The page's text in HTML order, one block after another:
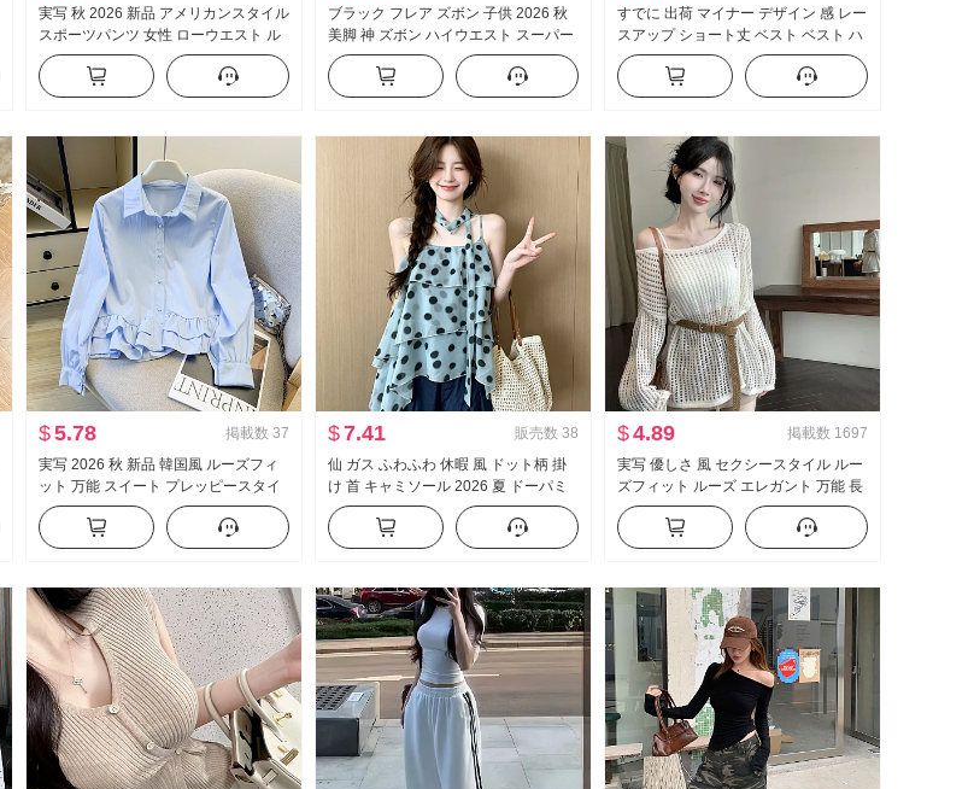
実写 秋 2026 新品 アメリカンスタイル
スポーツパンツ 女性 ローウエスト ル
ーズフィット ルーズ ワイド 脚 カジュ
アル ガード ズボン ワイドパンツ サブ
ブラック フレア ズボン 子供 2026 秋
美脚 神 ズボン ハイウエスト スーパー
モデル ズボン スリムフィット 伸縮性
カジュアル ラッパ スラックス
すでに 出荷 マイナー デザイン 感 レー
スアップ ショート丈 ベスト ベスト ハ
イウエスト 垂 感 ワイド 脚 カジュアル
パンツ セットアップ
$5.78 掲載数 37
実写 2026 秋 新品 韓国風 ルーズフィ
ット 万能 スイート プレッピースタイ
ル フリル 長袖 シャツ レディーストッ
プス
$7.41 販売数 38
仙 ガス ふわふわ 休暇 風 ドット柄 掛
け 首 キャミソール 2026 夏 ドーパミ
ン ケーキ ポンポン ベビーシャツ トッ
プス
$4.89 掲載数 1697
実写 優しさ 風 セクシースタイル ルー
ズフィット ルーズ エレガント 万能 長
袖 レース ニット ブラウス キャミソー
ル